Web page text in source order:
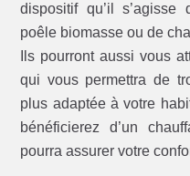
dispositif qu’il
poêle biomasse ou de
Ils pourront aussi vous
qui vous permettra de
plus adaptée à votre
bénéficierez d’un
pourra assurer votre